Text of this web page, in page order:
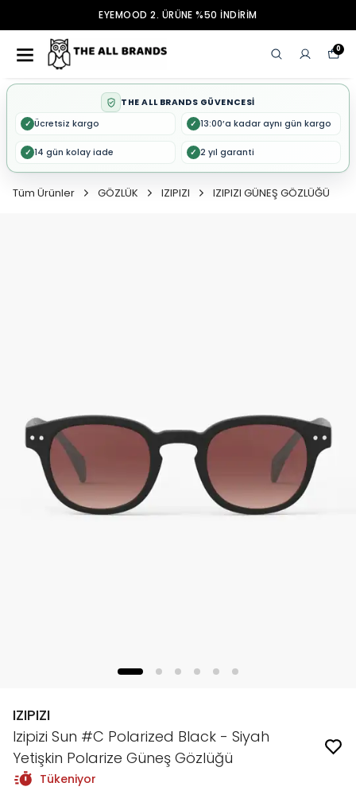
EYEMOOD 2. ÜRÜNE %50 İNDİRİM
0
THE ALL BRANDS GÜVENCESİ
✓ Ücretsiz kargo ✓ 13:00’a kadar aynı gün kargo
✓ 14 gün kolay iade ✓ 2 yıl garanti
Tüm Ürünler GÖZLÜK IZIPIZI IZIPIZI GÜNEŞ GÖZLÜĞÜ
IZIPIZI
Izipizi Sun #C Polarized Black - Siyah
Yetişkin Polarize Güneş Gözlüğü
Tükeniyor